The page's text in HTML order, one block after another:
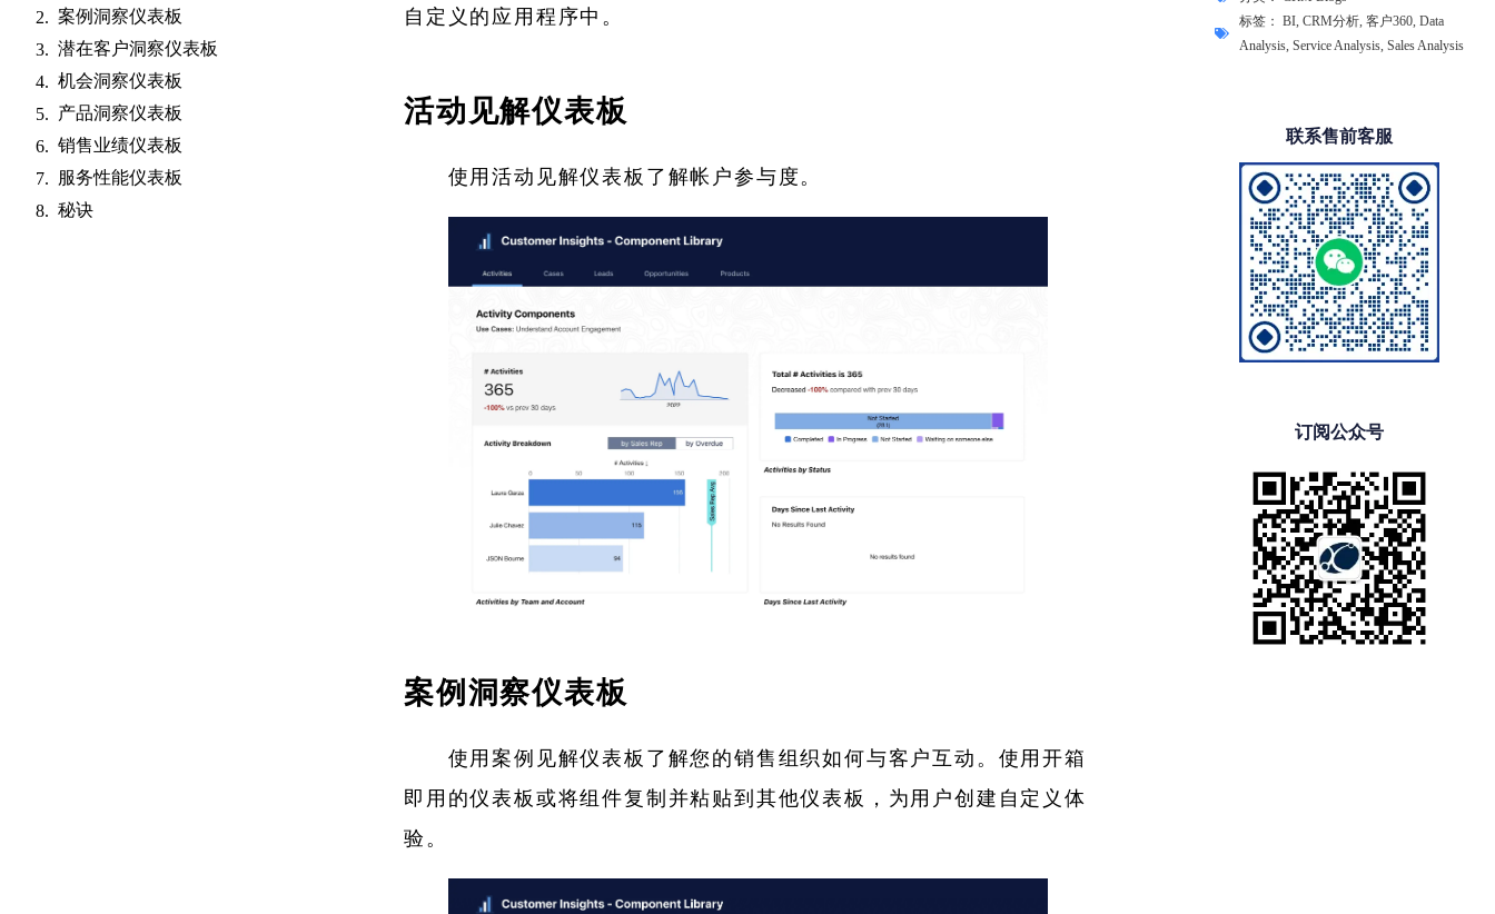
案例洞察仪表板
潜在客户洞察仪表板
机会洞察仪表板
产品洞察仪表板
销售业绩仪表板
服务性能仪表板
秘诀
自定义的应用程序中。
活动见解仪表板
使用活动见解仪表板了解帐户参与度。
案例洞察仪表板
使用案例见解仪表板了解您的销售组织如何与客户互动。使用开箱
即用的仪表板或将组件复制并粘贴到其他仪表板，为用户创建自定义体
验。
标签： BI, CRM分析, 客户360, Data
Analysis, Service Analysis, Sales Analysis
联系售前客服
订阅公众号